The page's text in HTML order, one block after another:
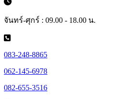
จันทร์-ศุกร์ : 09.00 - 18.00 น.
083-248-8865
062-145-6978
082-655-3516